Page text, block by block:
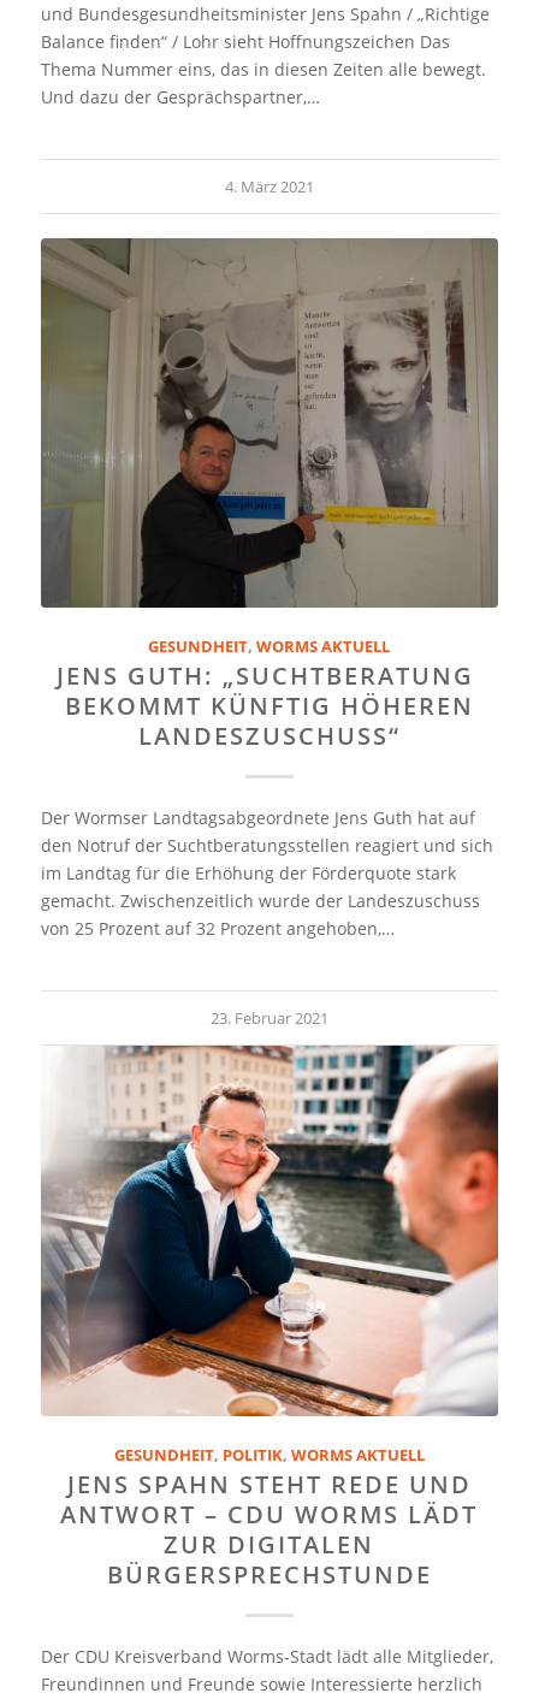
und Bundesgesundheitsminister Jens Spahn / „Richtige
Balance finden“ / Lohr sieht Hoffnungszeichen Das
Thema Nummer eins, das in diesen Zeiten alle bewegt.
Und dazu der Gesprächspartner,…
4. März 2021
GESUNDHEIT,WORMS AKTUELL
JENS GUTH: „SUCHTBERATUNG
BEKOMMT KÜNFTIG HÖHEREN
LANDESZUSCHUSS“
Der Wormser Landtagsabgeordnete Jens Guth hat auf
den Notruf der Suchtberatungsstellen reagiert und sich
im Landtag für die Erhöhung der Förderquote stark
gemacht. Zwischenzeitlich wurde der Landeszuschuss
von 25 Prozent auf 32 Prozent angehoben,…
23. Februar 2021
GESUNDHEIT, POLITIK, WORMS AKTUELL
JENS SPAHN STEHT REDE UND
ANTWORT – CDU WORMS LÄDT
ZUR DIGITALEN
BÜRGERSPRECHSTUNDE
Der CDU Kreisverband Worms-Stadt lädt alle Mitglieder,
Freundinnen und Freunde sowie Interessierte herzlich